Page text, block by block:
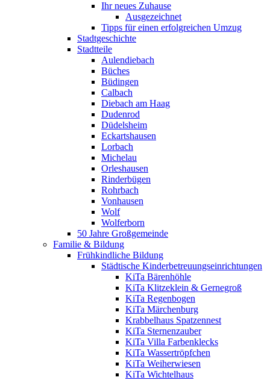
Ihr neues Zuhause
Ausgezeichnet
Tipps für einen erfolgreichen Umzug
Stadtgeschichte
Stadtteile
Aulendiebach
Büches
Büdingen
Calbach
Diebach am Haag
Dudenrod
Düdelsheim
Eckartshausen
Lorbach
Michelau
Orleshausen
Rinderbügen
Rohrbach
Vonhausen
Wolf
Wolferborn
50 Jahre Großgemeinde
Familie & Bildung
Frühkindliche Bildung
Städtische Kinderbetreuungseinrichtungen
KiTa Bärenhöhle
KiTa Klitzeklein & Gernegroß
KiTa Regenbogen
KiTa Märchenburg
Krabbelhaus Spatzennest
KiTa Sternenzauber
KiTa Villa Farbenklecks
KiTa Wassertröpfchen
KiTa Weiherwiesen
KiTa Wichtelhaus